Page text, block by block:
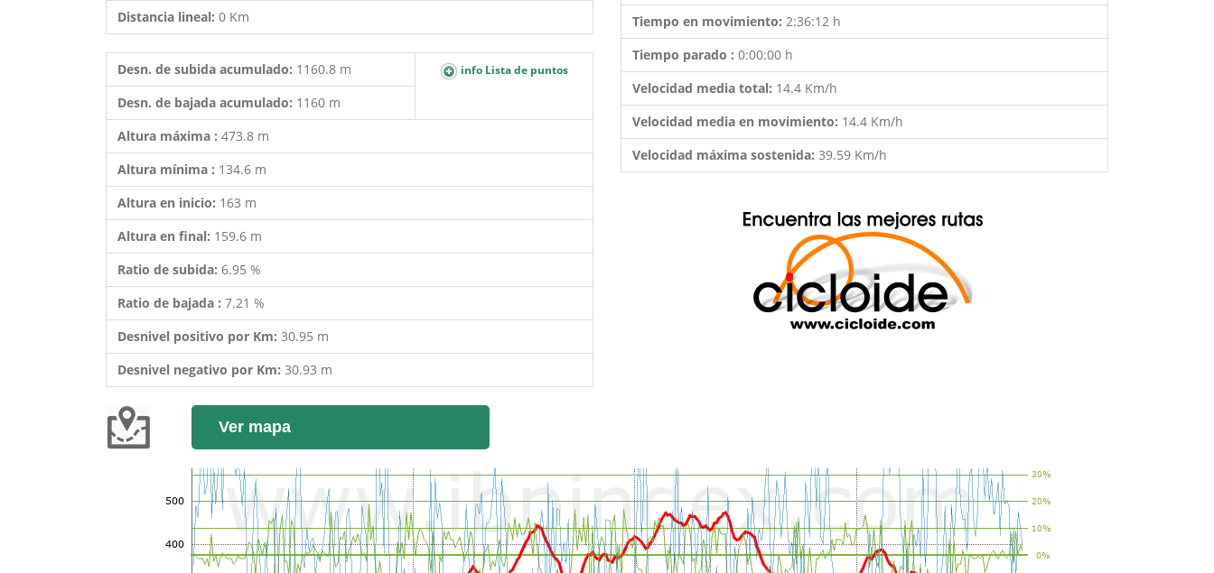
Distancia lineal: 0 Km
Desn. de subida acumulado: 1160.8 m info Lista de puntos
Desn. de bajada acumulado: 1160 m
Altura máxima : 473.8 m
Altura mínima : 134.6 m
Altura en inicio: 163 m
Altura en final: 159.6 m
Ratio de subida: 6.95 %
Ratio de bajada : 7.21 %
Desnivel positivo por Km: 30.95 m
Desnivel negativo por Km: 30.93 m
Tiempo en movimiento: 2:36:12 h
Tiempo parado : 0:00:00 h
Velocidad media total: 14.4 Km/h
Velocidad media en movimiento: 14.4 Km/h
Velocidad máxima sostenida: 39.59 Km/h
Ver mapa